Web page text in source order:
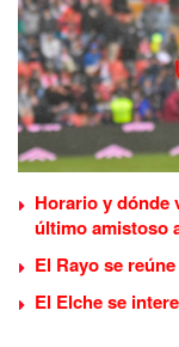
Horario y dónde
último amistoso
El Rayo se
El Elche se